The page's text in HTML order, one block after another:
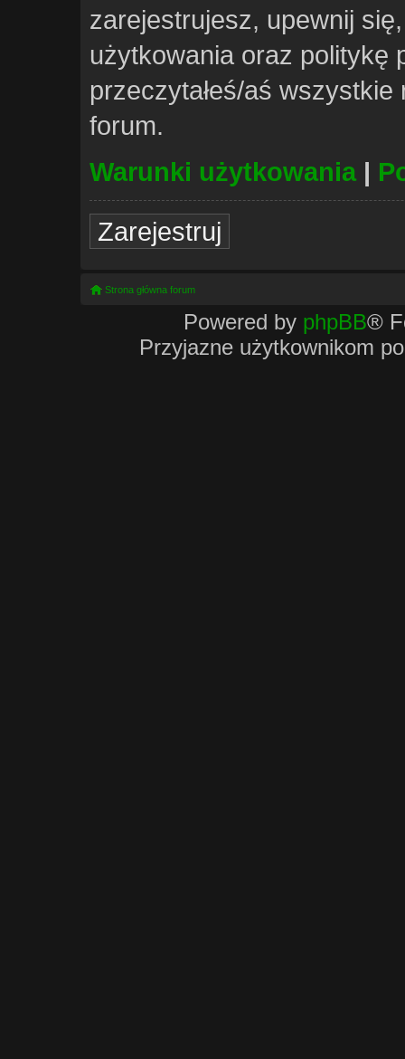
zarejestrujesz, upewnij
użytkowania oraz politykę
przeczytałeś/aś
forum.
Warunki użytkowania|
Zarejestruj
Strona główna forum
Powered by phpBB®
Przyjazne użytkownikom